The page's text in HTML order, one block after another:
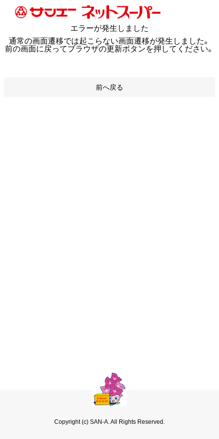
エラーが発生しました
通常の画面遷移では起こらない画面遷移が発生しました。
前の画面に戻ってブラウザの更新ボタンを押してください。
前へ戻る
Copyright (c) SAN-A. All Rights Reserved.